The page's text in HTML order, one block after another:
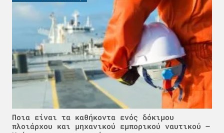
Ποια είναι τα καθήκοντα ενός δόκιμου
πλοιάρχου και μηχανικού εμπορικού ναυτικού –